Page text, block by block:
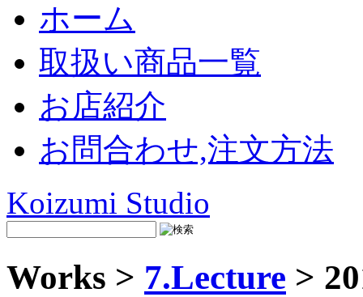
ホーム
取扱い商品一覧
お店紹介
お問合わせ,注文方法
Koizumi Studio
Works > 7.Lecture >